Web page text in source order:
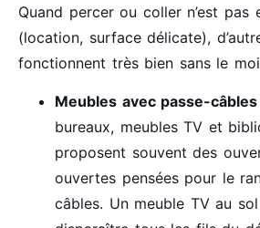
Quand percer ou coller n’est pas
(location, surface délicate),
fonctionnent très bien sans le
Meubles avec passe-
bureaux, meubles TV et
proposent souvent des
ouvertes pensées pour le
câbles. Un meuble TV au